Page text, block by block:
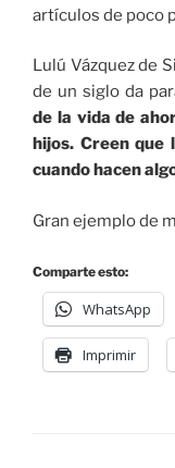
artículos de poco
Lulú Vázquez de
de un siglo da
de la vida de
hijos. Creen que
cuando hacen
Gran ejemplo de
Comparte esto:
WhatsApp
Imprimir